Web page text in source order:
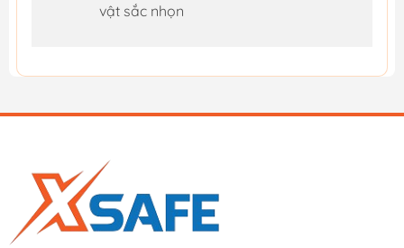
vật sắc nhọn